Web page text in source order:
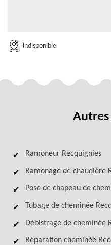
indisponible
Autres
Ramoneur Recquignies
Ramonage de chaudière
Pose de chapeau de
Tubage de cheminée
Débistrage de cheminée
Réparation cheminée